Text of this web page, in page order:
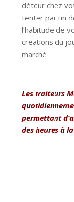
détour chez
tenter par un
l’habitude de
créations du
marché
Les traiteurs
permettant
des heures à